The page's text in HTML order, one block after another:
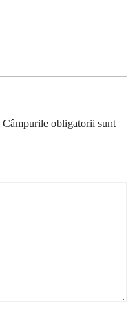
Câmpurile obligatorii sunt